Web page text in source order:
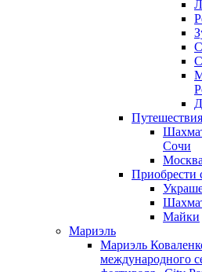
Путешествия
Сочи
Приобрести
Майки
Мариэль
Мариэль
международного